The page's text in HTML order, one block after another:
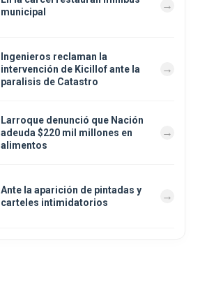
municipal
Ingenieros reclaman la
intervención de Kicillof ante la
paralisis de Catastro
Larroque denunció que Nación
adeuda $220 mil millones en
alimentos
Ante la aparición de pintadas y
carteles intimidatorios